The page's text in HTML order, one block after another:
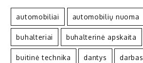
automobiliai automobilių nuoma
buhalteriai buhalterinė apskaita
buitinė technika dantys darbas